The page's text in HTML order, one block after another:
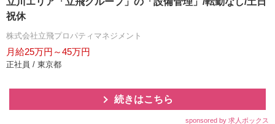
祝休
株式会社立飛プロパティマネジメント
月給25万円～45万円
正社員 / 東京都
続きはこちら
sponsored by 求人ボックス